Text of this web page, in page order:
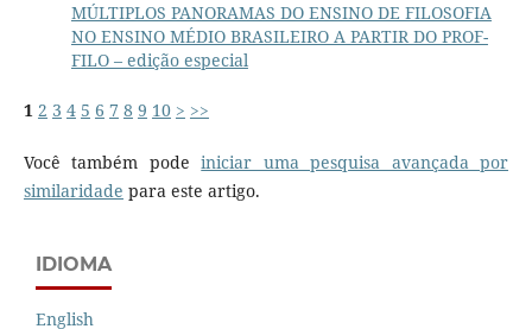
MÚLTIPLOS PANORAMAS DO ENSINO DE FILOSOFIA
NO ENSINO MÉDIO BRASILEIRO A PARTIR DO PROF-
FILO – edição especial
1 2 3 4 5 6 7 8 9 10 > >>
Você também podeiniciar uma pesquisa avançada por
similaridade para este artigo.
IDIOMA
English